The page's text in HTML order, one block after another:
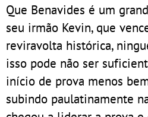
Que Benavides é um
seu irmão Kevin, que
reviravolta histórica,
isso pode não ser
início de prova menos
subindo paulatinamente